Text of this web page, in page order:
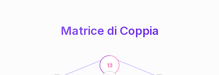
Matrice di Coppia
13